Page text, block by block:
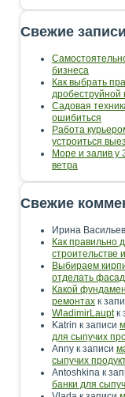
Свежие записи
бизнеса
Как выбрать
дробеструйной
Садовая
ошибиться
Работа
устроиться
Море и залив у
ветра
Свежие
Ирина
Как правильно
строительстве
Выбираем
отделать
Какой
ремонтах к
WladimirLauptк
Katrin к записи
для сыпучих
Anny к записи
сыпучих
Antoshkina к
банки для